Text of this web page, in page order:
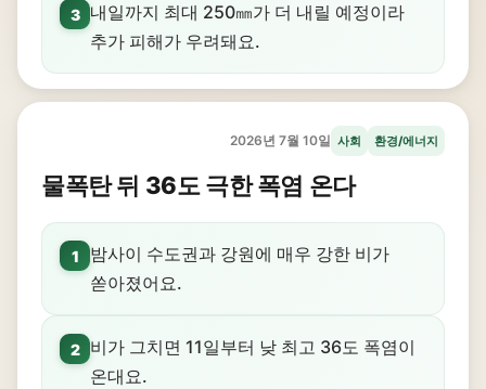
3
내일까지 최대 250㎜가 더 내릴 예정이라
추가 피해가 우려돼요.
2026년 7월 10일 사회 환경/에너지
물폭탄 뒤 36도 극한 폭염 온다
1
밤사이 수도권과 강원에 매우 강한 비가
쏟아졌어요.
2
비가 그치면 11일부터 낮 최고 36도 폭염이
온대요.